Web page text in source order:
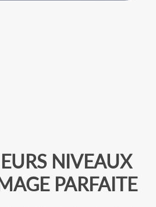
NIVEAUX
PARFAITE